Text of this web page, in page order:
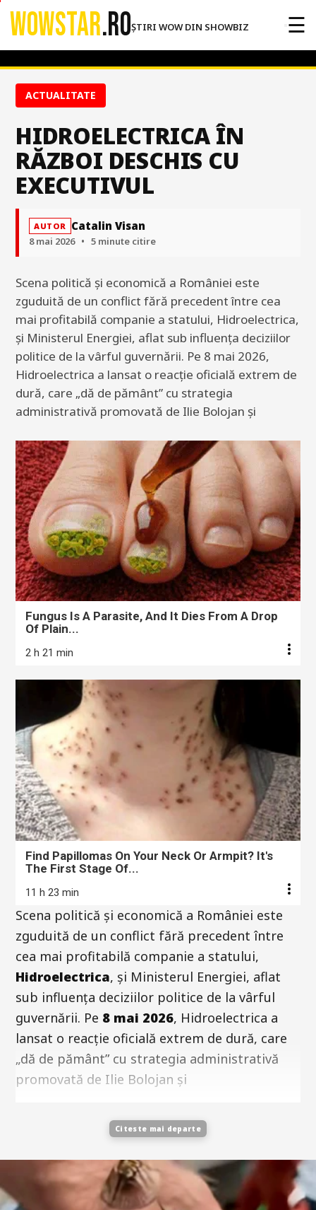
WOWSTAR.ROȘTIRI WOW DIN SHOWBIZ ☰
ACTUALITATE
HIDROELECTRICA ÎN
RĂZBOI DESCHIS CU
EXECUTIVUL
AUTOR Catalin Visan
8 mai 2026 • 5 minute citire
Scena politică și economică a României este
zguduită de un conflict fără precedent între cea
mai profitabilă companie a statului, Hidroelectrica,
și Ministerul Energiei, aflat sub influența deciziilor
politice de la vârful guvernării. Pe 8 mai 2026,
Hidroelectrica a lansat o reacție oficială extrem de
dură, care „dă de pământ” cu strategia
administrativă promovată de Ilie Bolojan și
Fungus Is A Parasite, And It Dies From A Drop
Of Plain...
2 h 21 min
Find Papillomas On Your Neck Or Armpit? It's
The First Stage Of...
11 h 23 min
Scena politică și economică a României este
zguduită de un conflict fără precedent între
cea mai profitabilă companie a statului,
Hidroelectrica, și Ministerul Energiei, aflat
sub influența deciziilor politice de la vârful
guvernării. Pe 8 mai 2026, Hidroelectrica a
lansat o reacție oficială extrem de dură, care
„dă de pământ” cu strategia administrativă
promovată de Ilie Bolojan și
Citeste mai departe